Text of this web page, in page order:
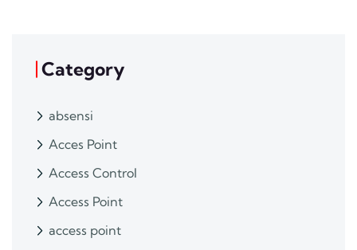
Category
absensi
Acces Point
Access Control
Access Point
access point